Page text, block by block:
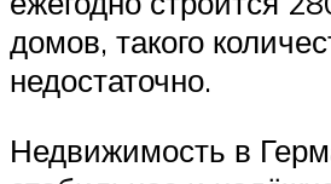
домов, такого
недостаточно.
Недвижимость в